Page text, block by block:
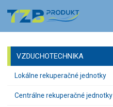
VZDUCHOTECHNIKA
Lokálne rekuperačné jednotky
Centrálne rekuperačné jednotky